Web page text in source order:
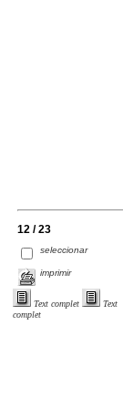
12 / 23
seleccionar
imprimir
Text complet
Text
complet